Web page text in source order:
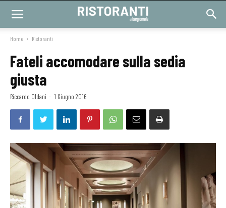
Home Ristoranti
Fateli accomodare sulla sedia
giusta
Riccardo Oldani - 1 Giugno 2016